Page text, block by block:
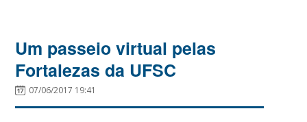
Um passeio virtual pelas
Fortalezas da UFSC
07/06/2017 19:41